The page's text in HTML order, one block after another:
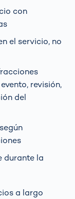
con
el servicio, no
revisión,
del
durante la
a largo